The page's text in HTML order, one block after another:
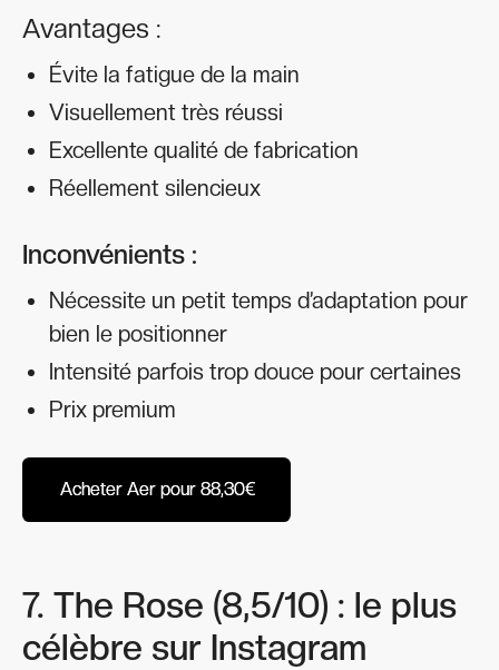
Avantages :
Évite la fatigue de la main
Visuellement très réussi
Excellente qualité de fabrication
Réellement silencieux
Inconvénients :
Nécessite un petit temps d’adaptation pour
bien le positionner
Intensité parfois trop douce pour certaines
Prix premium
Acheter Aer pour 88,30€
Acheter Aer pour 88,30€
7. The Rose (8,5/10) : le plus
célèbre sur Instagram